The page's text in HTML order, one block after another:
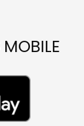
MOBILE